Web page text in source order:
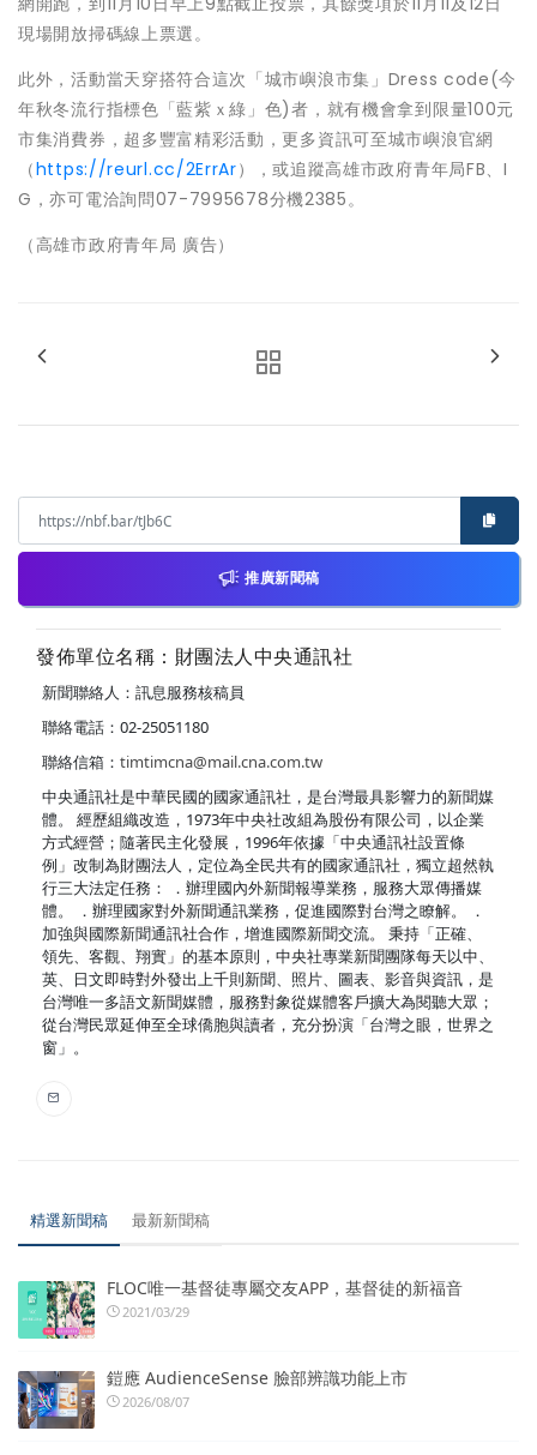
現場開放掃碼線上票選。
此外，活動當天穿搭符合這次「城市嶼浪市集」Dress code(今
年秋冬流行指標色「藍紫ｘ綠」色)者，就有機會拿到限量100元
市集消費券，超多豐富精彩活動，更多資訊可至城市嶼浪官網
（https://reurl.cc/2ErrAr），或追蹤高雄市政府青年局FB、I
G，亦可電洽詢問07-7995678分機2385。
（高雄市政府青年局 廣告）
推廣新聞稿
發佈單位名稱：財團法人中央通訊社
新聞聯絡人：訊息服務核稿員
聯絡電話：02-25051180
聯絡信箱： timtimcna@mail.cna.com.tw
中央通訊社是中華民國的國家通訊社，是台灣最具影響力的新聞媒
體。 經歷組織改造，1973年中央社改組為股份有限公司，以企業
方式經營；隨著民主化發展，1996年依據「中央通訊社設置條
例」改制為財團法人，定位為全民共有的國家通訊社，獨立超然執
行三大法定任務： ．辦理國內外新聞報導業務，服務大眾傳播媒
體。 ．辦理國家對外新聞通訊業務，促進國際對台灣之瞭解。 ．
加強與國際新聞通訊社合作，增進國際新聞交流。 秉持「正確、
領先、客觀、翔實」的基本原則，中央社專業新聞團隊每天以中、
英、日文即時對外發出上千則新聞、照片、圖表、影音與資訊，是
台灣唯一多語文新聞媒體，服務對象從媒體客戶擴大為閱聽大眾；
從台灣民眾延伸至全球僑胞與讀者，充分扮演「台灣之眼，世界之
窗」。
精選新聞稿 最新新聞稿
FLOC唯一基督徒專屬交友APP，基督徒的新福音
2021/03/29
鎧應 AudienceSense 臉部辨識功能上市
2026/08/07